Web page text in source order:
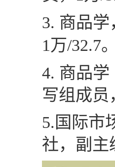
3. 商品学
1万/32.7
4. 商品学
写组成员
5. 国际市
社，副主